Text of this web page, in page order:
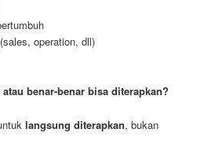
operation, dll)
benar-benar bisa diterapkan?
langsung diterapkan, bukan